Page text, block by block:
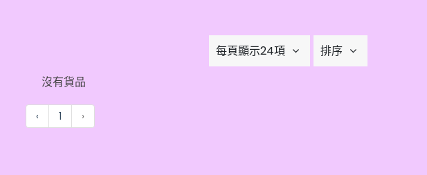
每頁顯示24項 排序
沒有貨品
‹ 1 ›